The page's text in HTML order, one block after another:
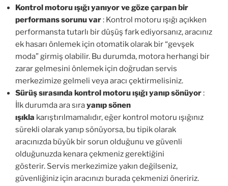
Kontrol motoru ışığı yanıyor ve göze çarpan bir
performans sorunu var: Kontrol motoru ışığı açıkken
performansta tutarlı bir düşüş fark ediyorsanız, aracınız
ek hasarı önlemek için otomatik olarak bir “gevşek
moda” girmiş olabilir. Bu durumda, motora herhangi bir
zarar gelmesini önlemek için doğrudan servis
merkezimize gelmeli veya aracı çektirmelisiniz.
Sürüş sırasında kontrol motoru ışığı yanıp sönüyor:
İlk durumda ara sırayanıp sönen
ışıkla karıştırılmamalıdır, eğer kontrol motoru ışığınız
sürekli olarak yanıp sönüyorsa, bu tipik olarak
aracınızda büyük bir sorun olduğunu ve güvenli
olduğunuzda kenara çekmeniz gerektiğini
gösterir. Servis merkezimize yakın değilseniz,
güvenliğiniz için aracınızı burada çekmenizi öneririz.